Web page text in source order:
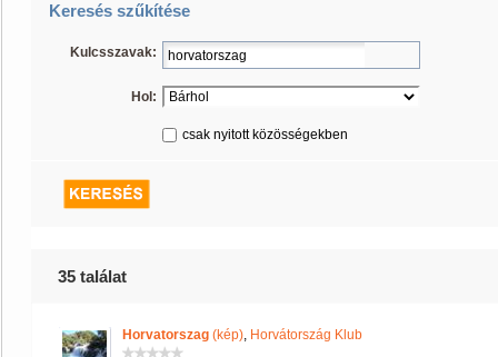
Keresés szűkítése
Kulcsszavak:
Hol:
csak nyitott közösségekben
35 találat
Horvatorszag (kép), Horvátország Klub